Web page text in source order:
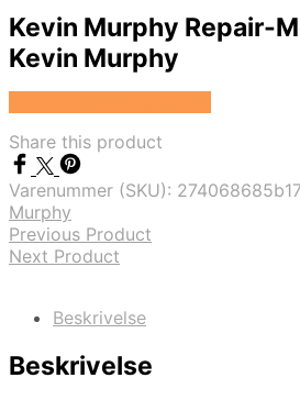
Kevin Murphy Repair-
Kevin Murphy
Share this product
Varenummer (SKU): 274068685b17
Murphy
Previous Product
Next Product
Beskrivelse
Beskrivelse